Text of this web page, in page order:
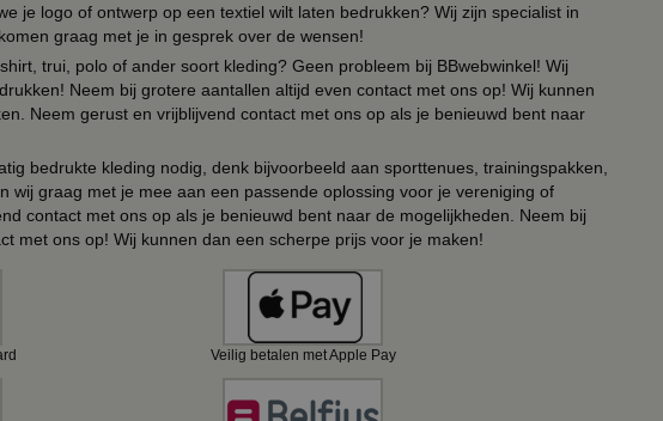
je logo of ontwerp op een textiel wilt laten bedrukken? Wij zijn specialist in
graag met je in gesprek over de wensen!
trui, polo of ander soort kleding? Geen probleem bij BBwebwinkel! Wij
Neem bij grotere aantallen altijd even contact met ons op! Wij kunnen
Neem gerust en vrijblijvend contact met ons op als je benieuwd bent naar
bedrukte kleding nodig, denk bijvoorbeeld aan sporttenues, trainingspakken,
wij graag met je mee aan een passende oplossing voor je vereniging of
contact met ons op als je benieuwd bent naar de mogelijkheden. Neem bij
met ons op! Wij kunnen dan een scherpe prijs voor je maken!
Veilig betalen met Apple Pay